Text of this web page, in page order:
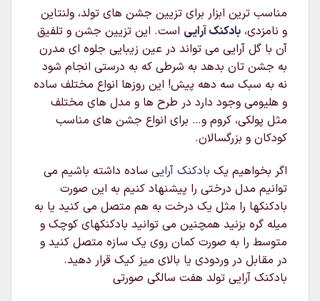
مناسب ترین ابزار برای تزیین جشن های تولد، ولنتاین
و نامزدی، بادکنک آرایی است. این تزیین جشن و تلفیق
آن با گل آرایی می تواند در عین زیبایی جلوه ای مدرن
به جشن تان بدهد به شرطی که به درستی انجام شود
نه به سبک سه دهه پیش! این روزها انواع مختلف ساده
و هلیومی وجود دارد در طرح ها و مدل های مختلف
مثل پولکی، کروم و… برای انواع جشن های مناسب
کودکان و بزرگسالان.
اگر بخواهیم یک بادکنک آرایی ساده داشته باشیم می
توانیم مدل درختی را پیشنهاد کنیم به این صورت
بادکنکها را مثل یک درخت به هم متصل می کنید یا به
میله گره بزنید همچنین می توانید بادکنکهای کوچک و
متوسط را به صورت کمان روی یک سازه متصل کنید و
در مقابل در وردودی یا بالای میز کیک قرار دهید.
بادکنک آرایی تولد هفت سالگی صورتی